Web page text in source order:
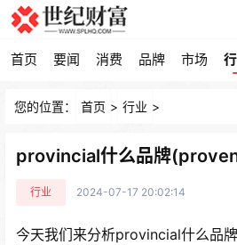
首页 要闻 消费 品牌 市场
您的位置： 首页 > 行业 >
provincial什么品牌
行业 2024-07-17 20:02:14
今天我们来分析provincial什么品